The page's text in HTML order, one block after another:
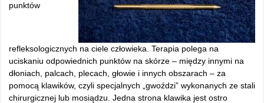
punktów
refleksologicznych na ciele człowieka. Terapia polega na
uciskaniu odpowiednich punktów na skórze – między innymi na
dłoniach, palcach, plecach, głowie i innych obszarach – za
pomocą klawików, czyli specjalnych „gwoździ” wykonanych ze stali
chirurgicznej lub mosiądzu. Jedna strona klawika jest ostro